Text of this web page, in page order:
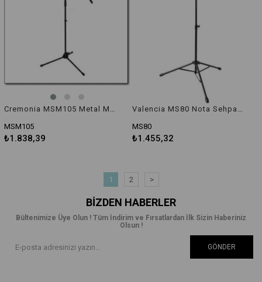
Cremonia MSM105 Metal Mikrofon Sehpası (Siyah)
MSM105
₺1.838,39
Valencia MS80 Nota Sehpası (1.5kg, Alttan Tutuculu, Kılıflı)
MS80
₺1.455,32
1 2 >
BIZDEN HABERLER
Bültenimize Üye Olun ! Tüm İndirim ve Fırsatlardan İlk Sizin Haberiniz
Olsun !
GÖNDER